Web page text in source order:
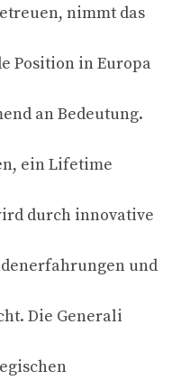
nimmt das
Position in Europa
an Bedeutung.
ein Lifetime
durch innovative
und
Die Generali